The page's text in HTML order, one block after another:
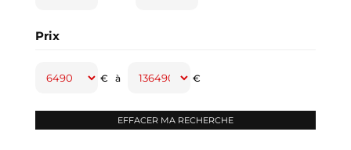
CLASSE A (1)
CLIO IV (1)
Prix
€ à €